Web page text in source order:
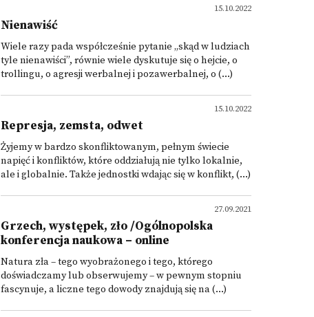
15.10.2022
Nienawiść
Wiele razy pada współcześnie pytanie „skąd w ludziach
tyle nienawiści”, równie wiele dyskutuje się o hejcie, o
trollingu, o agresji werbalnej i pozawerbalnej, o (...)
15.10.2022
Represja, zemsta, odwet
Żyjemy w bardzo skonfliktowanym, pełnym świecie
napięć i konfliktów, które oddziałują nie tylko lokalnie,
ale i globalnie. Także jednostki wdając się w konflikt, (...)
27.09.2021
Grzech, występek, zło /Ogólnopolska
konferencja naukowa – online
Natura zła – tego wyobrażonego i tego, którego
doświadczamy lub obserwujemy – w pewnym stopniu
fascynuje, a liczne tego dowody znajdują się na (...)